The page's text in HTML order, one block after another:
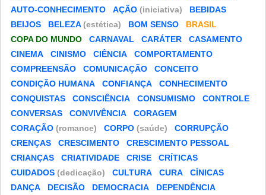
AUTO-CONHECIMENTO
AÇÃO (iniciativa)
BEBIDAS
BEIJOS
BELEZA(estética) BOM SENSO
BRASIL
COPA DO MUNDO
CARNAVAL CARÁTER
CASAMENTO
CINEMA
CINISMO CIÊNCIA
COMPORTAMENTO
COMPREENSÃO
COMUNICAÇÃO
CONCEITO
CONDIÇÃO HUMANA
CONFIANÇA
CONHECIMENTO
CONQUISTAS
CONSCIÊNCIA CONSUMISMO
CONTROLE
CONVERSAS
CONVIVÊNCIA
CORAGEM
CORAÇÃO (romance) CORPO (saúde)
CORRUPÇÃO
CRENÇAS
CRESCIMENTO
CRESCIMENTO PESSOAL
CRIANÇAS
CRIATIVIDADE CRISE
CRÍTICAS
CUIDADOS (dedicação) CULTURA CURA
CÍNICAS
DANÇA
DECISÃO DEMOCRACIA
DEPENDÊNCIA